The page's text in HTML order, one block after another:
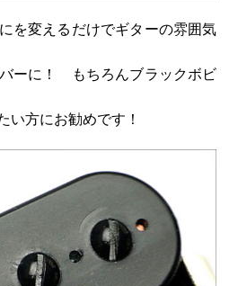
を変えるだけでギターの雰囲気
ーに！ もちろんブラックボビ
い方にお勧めです！